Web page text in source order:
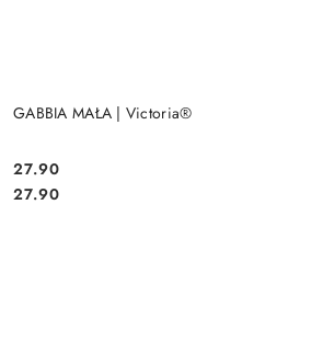
GABBIA MAŁA | Victoria®
Cena:
27.90
Cena:
27.90